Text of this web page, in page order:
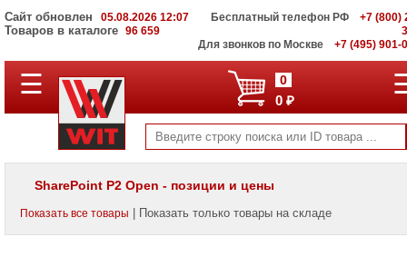
Сайт обновлен 05.08.2026 12:07
Товаров в каталоге 96 659
Бесплатный телефон РФ
+7 (800)
Для звонков по Москве
+7 (495) 901-
ПОЛНЫЙ
КАТАЛОГ
Корпоративные
серверы
WIT
Системы
данных
☰ 0
0 ₽
SharePoint P2 Open - позиции и цены
Показать все товары | Показать только товары на складе